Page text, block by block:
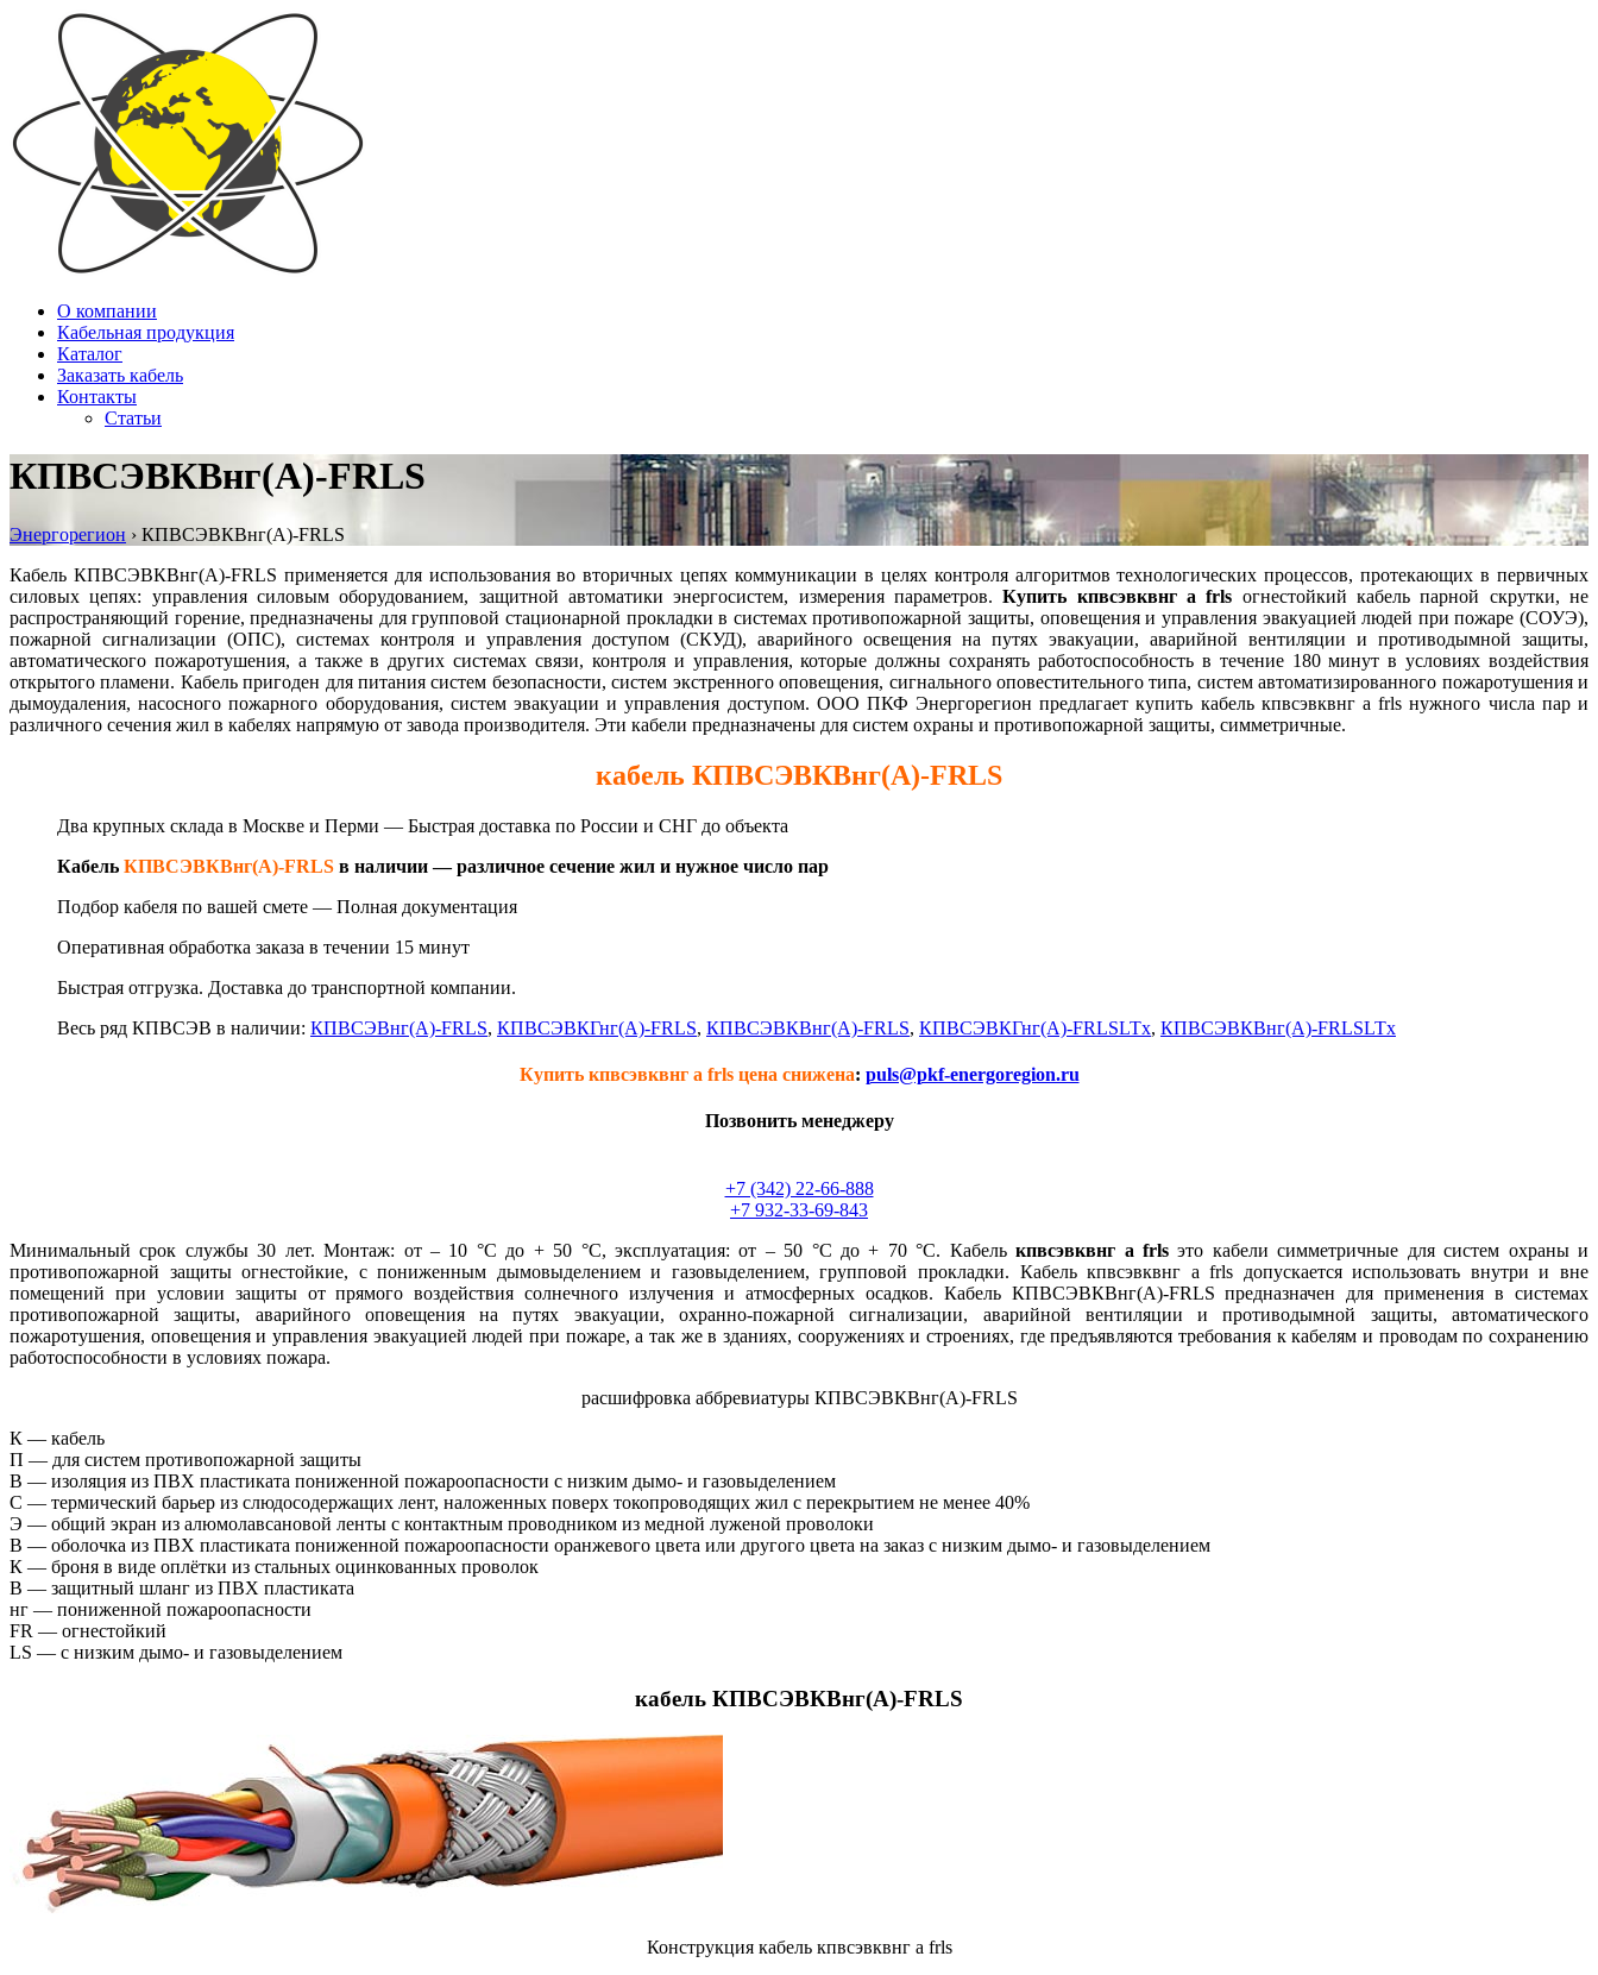
О компании
Кабельная продукция
Каталог
Заказать кабель
Контакты
Статьи
КПВСЭВКВнг(А)-FRLS
Энергорегион › КПВСЭВКВнг(А)-FRLS
Кабель КПВСЭВКВнг(А)-FRLS применяется для использования во вторичных цепях коммуникации в целях контроля алгоритмов технологических процессов, протекающих в первичных
силовых цепях: управления силовым оборудованием, защитной автоматики энергосистем, измерения параметров.Купить кпвсэвквнг а frls огнестойкий кабель парной скрутки, не
распространяющий горение, предназначены для групповой стационарной прокладки в системах противопожарной защиты, оповещения и управления эвакуацией людей при пожаре (СОУЭ),
пожарной сигнализации (ОПС), системах контроля и управления доступом (СКУД), аварийного освещения на путях эвакуации, аварийной вентиляции и противодымной защиты,
автоматического пожаротушения, а также в других системах связи, контроля и управления, которые должны сохранять работоспособность в течение 180 минут в условиях воздействия
открытого пламени. Кабель пригоден для питания систем безопасности, систем экстренного оповещения, сигнального оповестительного типа, систем автоматизированного пожаротушения и
дымоудаления, насосного пожарного оборудования, систем эвакуации и управления доступом. ООО ПКФ Энергорегион предлагает купить кабель кпвсэвквнг а frls нужного числа пар и
различного сечения жил в кабелях напрямую от завода производителя. Эти кабели предназначены для систем охраны и противопожарной защиты, симметричные.
кабель КПВСЭВКВнг(А)-FRLS
Два крупных склада в Москве и Перми — Быстрая доставка по России и СНГ до объекта
Кабель КПВСЭВКВнг(А)-FRLS в наличии — различное сечение жил и нужное число пар
Подбор кабеля по вашей смете — Полная документация
Оперативная обработка заказа в течении 15 минут
Быстрая отгрузка. Доставка до транспортной компании.
Весь ряд КПВСЭВ в наличии: КПВСЭВнг(А)-FRLS, КПВСЭВКГнг(А)-FRLS, КПВСЭВКВнг(А)-FRLS, КПВСЭВКГнг(А)-FRLSLTx, КПВСЭВКВнг(А)-FRLSLTx
Купить кпвсэвквнг а frls цена снижена: puls@pkf-energoregion.ru
Позвонить менеджеру
+7 (342) 22-66-888
+7 932-33-69-843
Минимальный срок службы 30 лет. Монтаж: от – 10 °С до + 50 °С, эксплуатация: от – 50 °С до + 70 °С. Кабелькпвсэвквнг а frls это кабели симметричные для систем охраны и
противопожарной защиты огнестойкие, с пониженным дымовыделением и газовыделением, групповой прокладки. Кабель кпвсэвквнг а frls допускается использовать внутри и вне
помещений при условии защиты от прямого воздействия солнечного излучения и атмосферных осадков. Кабель КПВСЭВКВнг(А)-FRLS предназначен для применения в системах
противопожарной защиты, аварийного оповещения на путях эвакуации, охранно-пожарной сигнализации, аварийной вентиляции и противодымной защиты, автоматического
пожаротушения, оповещения и управления эвакуацией людей при пожаре, а так же в зданиях, сооружениях и строениях, где предъявляются требования к кабелям и проводам по сохранению
работоспособности в условиях пожара.
расшифровка аббревиатуры КПВСЭВКВнг(А)-FRLS
К — кабель
П — для систем противопожарной защиты
В — изоляция из ПВХ пластиката пониженной пожароопасности c низким дымо- и газовыделением
С — термический барьер из слюдосодержащих лент, наложенных поверх токопроводящих жил с перекрытием не менее 40%
Э — общий экран из алюмолавсановой ленты с контактным проводником из медной луженой проволоки
В — оболочка из ПВХ пластиката пониженной пожароопасности оранжевого цвета или другого цвета на заказ c низким дымо- и газовыделением
К — броня в виде оплётки из стальных оцинкованных проволок
В — защитный шланг из ПВХ пластиката
нг — пониженной пожароопасности
FR — огнестойкий
LS — с низким дымо- и газовыделением
кабель КПВСЭВКВнг(А)-FRLS
Конструкция кабель кпвсэвквнг а frls